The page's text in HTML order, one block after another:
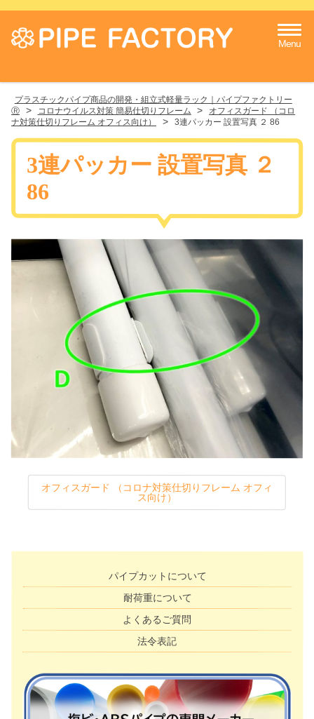
Menu
プラスチックパイプ商品の開発・組立式軽量ラック｜パイプファクトリー
Ⓡ
> コロナウイルス対策 簡易仕切りフレーム >
オフィスガード （コロ
ナ対策仕切りフレーム オフィス向け）
> 3連パッカー 設置写真 ２ 86
3連パッカー 設置写真 ２
86
オフィスガード （コロナ対策仕切りフレーム オフィ
ス向け）
パイプカットについて
耐荷重について
よくあるご質問
法令表記